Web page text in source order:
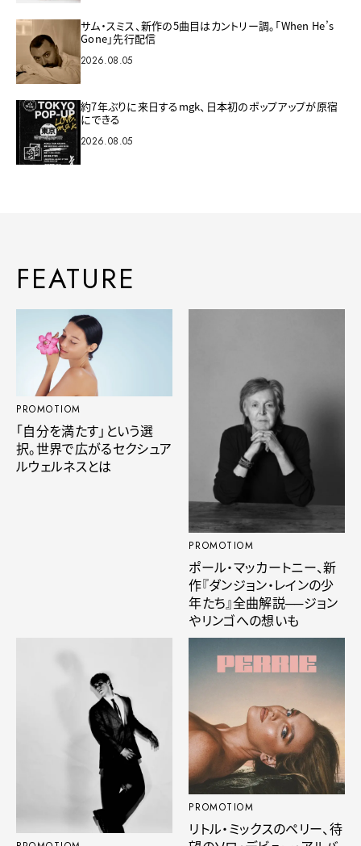
サム・スミス、新作の5曲目はカントリー調。「When He’s
Gone」先行配信
2026.08.05
約7年ぶりに来日するmgk、日本初のポップアップが原宿
にできる
2026.08.05
FEATURE
PROMOTIOM
「自分を満たす」という選
択。世界で広がるセクシュア
ルウェルネスとは
PROMOTIOM
ポール・マッカートニー、新
作『ダンジョン・レインの少
年たち』全曲解説──ジョン
やリンゴへの想いも
PROMOTIOM
リトル・ミックスのペリー、待